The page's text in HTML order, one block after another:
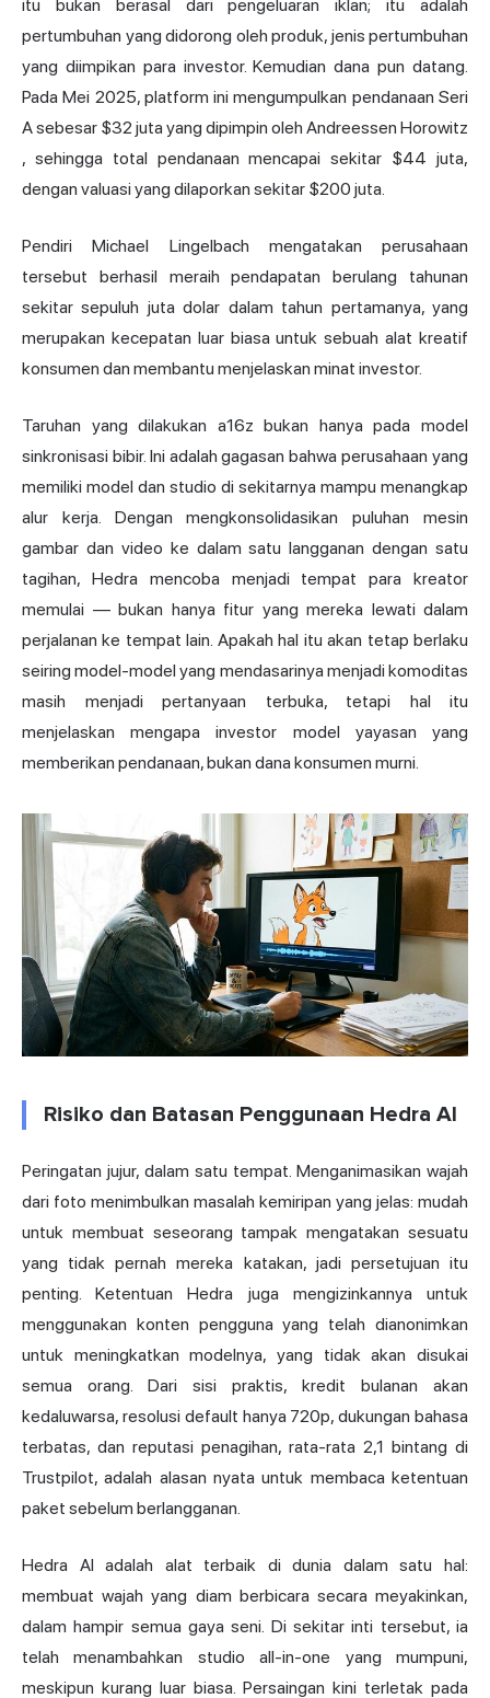
itu bukan berasal dari pengeluaran iklan; itu adalah
pertumbuhan yang didorong oleh produk, jenis pertumbuhan
yang diimpikan para investor. Kemudian dana pun datang.
Pada Mei 2025, platform ini mengumpulkan pendanaan Seri
A sebesar $32 juta yang dipimpin oleh Andreessen Horowitz
, sehingga total pendanaan mencapai sekitar $44 juta,
dengan valuasi yang dilaporkan sekitar $200 juta.
Pendiri Michael Lingelbach mengatakan perusahaan
tersebut berhasil meraih pendapatan berulang tahunan
sekitar sepuluh juta dolar dalam tahun pertamanya, yang
merupakan kecepatan luar biasa untuk sebuah alat kreatif
konsumen dan membantu menjelaskan minat investor.
Taruhan yang dilakukan a16z bukan hanya pada model
sinkronisasi bibir. Ini adalah gagasan bahwa perusahaan yang
memiliki model dan studio di sekitarnya mampu menangkap
alur kerja. Dengan mengkonsolidasikan puluhan mesin
gambar dan video ke dalam satu langganan dengan satu
tagihan, Hedra mencoba menjadi tempat para kreator
memulai — bukan hanya fitur yang mereka lewati dalam
perjalanan ke tempat lain. Apakah hal itu akan tetap berlaku
seiring model-model yang mendasarinya menjadi komoditas
masih menjadi pertanyaan terbuka, tetapi hal itu
menjelaskan mengapa investor model yayasan yang
memberikan pendanaan, bukan dana konsumen murni.
Risiko dan Batasan Penggunaan Hedra AI
Peringatan jujur, dalam satu tempat. Menganimasikan wajah
dari foto menimbulkan masalah kemiripan yang jelas: mudah
untuk membuat seseorang tampak mengatakan sesuatu
yang tidak pernah mereka katakan, jadi persetujuan itu
penting. Ketentuan Hedra juga mengizinkannya untuk
menggunakan konten pengguna yang telah dianonimkan
untuk meningkatkan modelnya, yang tidak akan disukai
semua orang. Dari sisi praktis, kredit bulanan akan
kedaluwarsa, resolusi default hanya 720p, dukungan bahasa
terbatas, dan reputasi penagihan, rata-rata 2,1 bintang di
Trustpilot, adalah alasan nyata untuk membaca ketentuan
paket sebelum berlangganan.
Hedra AI adalah alat terbaik di dunia dalam satu hal:
membuat wajah yang diam berbicara secara meyakinkan,
dalam hampir semua gaya seni. Di sekitar inti tersebut, ia
telah menambahkan studio all-in-one yang mumpuni,
meskipun kurang luar biasa. Persaingan kini terletak pada